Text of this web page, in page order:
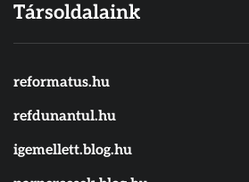
Társoldalaink
reformatus.hu
refdunantul.hu
igemellett.blog.hu